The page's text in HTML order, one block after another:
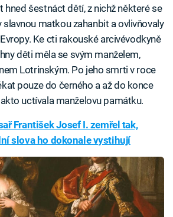
hned šestnáct dětí, z nichž některé se
slavnou matkou zahanbit a ovlivňovaly
Ke cti rakouské arcivévodkyně
děti měla se svým manželem,
Lotrinským. Po jeho smrti v roce
pouze do černého a až do konce
uctívala manželovu památku.
František Josef I. zemřel tak,
slova ho dokonale vystihují